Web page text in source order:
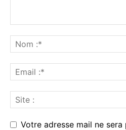
Votre adresse mail ne sera